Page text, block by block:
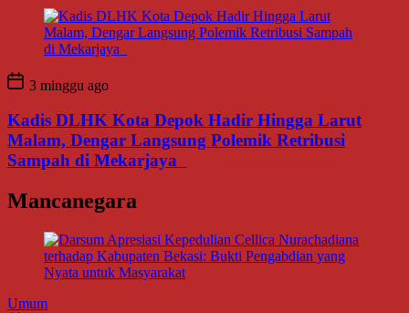
3 minggu ago
Kadis DLHK Kota Depok Hadir Hingga Larut
Malam, Dengar Langsung Polemik Retribusi
Sampah di Mekarjaya
Mancanegara
Umum